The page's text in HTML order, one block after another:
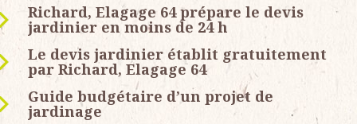
Richard, Elagage 64 prépare le devis
jardinier en moins de 24 h
Le devis jardinier établit gratuitement
par Richard, Elagage 64
Guide budgétaire d’un projet de
jardinage